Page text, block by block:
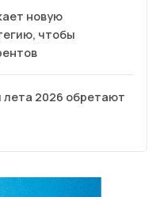
новую
чтобы
2026 обретают